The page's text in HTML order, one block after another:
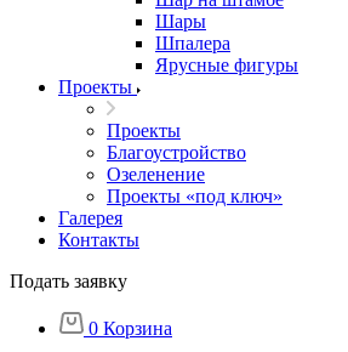
Шары
Шпалера
Ярусные фигуры
Проекты
Проекты
Благоустройство
Озеленение
Проекты «под ключ»
Галерея
Контакты
Подать заявку
0 Корзина